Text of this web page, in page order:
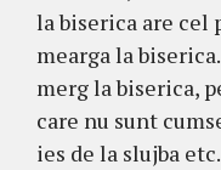
la biserica are cel
mearga la
merg la biserica,
care nu sunt
ies de la slujba